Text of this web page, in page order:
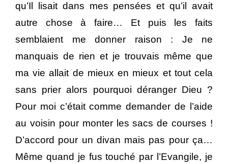
qu’Il lisait dans mes pensées et qu’il avait
autre chose à faire… Et puis les faits
semblaient me donner raison : Je ne
manquais de rien et je trouvais même que
ma vie allait de mieux en mieux et tout cela
sans prier alors pourquoi déranger Dieu ?
Pour moi c’était comme demander de l’aide
au voisin pour monter les sacs de courses !
D’accord pour un divan mais pas pour ça…
Même quand je fus touché par l’Evangile, je